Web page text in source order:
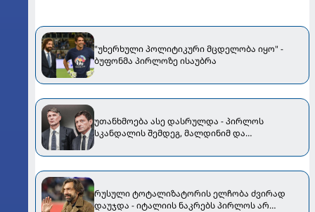
"უხერხული პოლიტიკური მცდელობა იყო" -
ბუფონმა პირლოზე ისაუბრა
უთანხმოება ასე დასრულდა - პირლოს
სკანდალის შემდეგ, მალდინიმ და
რუსული ტოტალიზატორის ელჩობა ძვირად
დაუჯდა - იტალიის ნაკრებს პირლოს არ